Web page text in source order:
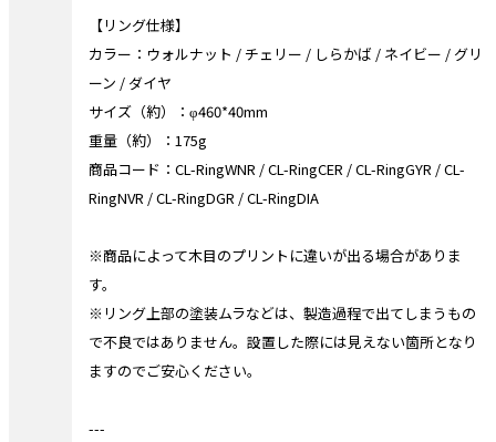
【リング仕様】
カラー：ウォルナット / チェリー / しらかば / ネイビー / グリ
ーン / ダイヤ
サイズ（約）：φ460*40mm
重量（約）：175g
商品コード：CL-RingWNR / CL-RingCER / CL-RingGYR / CL-
RingNVR / CL-RingDGR / CL-RingDIA
※商品によって木目のプリントに違いが出る場合がありま
す。
※リング上部の塗装ムラなどは、製造過程で出てしまうもの
で不良ではありません。設置した際には見えない箇所となり
ますのでご安心ください。
---